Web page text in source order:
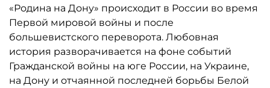
«Родина на Дону» происходит в России во время
Первой мировой войны и после
большевистского переворота. Любовная
история разворачивается на фоне событий
Гражданской войны на юге России, на Украине,
на Дону и отчаянной последней борьбы Белой